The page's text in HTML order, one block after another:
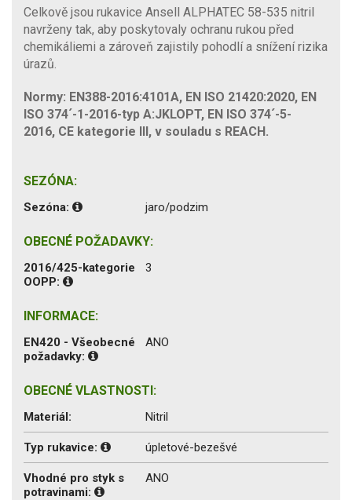
Celkově jsou rukavice Ansell ALPHATEC 58-535 nitril
navrženy tak, aby poskytovaly ochranu rukou před
chemikáliemi a zároveň zajistily pohodlí a snížení rizika
úrazů.
Normy: EN388-2016:4101A, EN ISO 21420:2020, EN
ISO 374´-1-2016-typ A:JKLOPT, EN ISO 374´-5-
2016, CE kategorie III, v souladu s REACH.
SEZÓNA:
Sezóna: jaro/podzim
OBECNÉ POŽADAVKY:
2016/425-kategorie
OOPP:
3
INFORMACE:
EN420 - Všeobecné
požadavky:
ANO
OBECNÉ VLASTNOSTI:
Materiál: Nitril
Typ rukavice: úpletové-bezešvé
Vhodné pro styk s
potravinami:
ANO